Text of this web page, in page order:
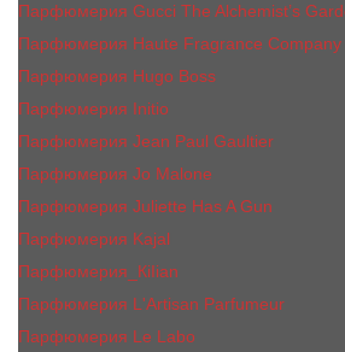
Парфюмерия Gucci The Alchemist’s
Парфюмерия Haute Fragrance Company
Парфюмерия Hugo Boss
Парфюмерия Initio
Парфюмерия Jean Paul Gaultier
Парфюмерия Jо Malоnе
Парфюмерия Juliette Has A Gun
Парфюмерия Kajal
Парфюмерия_КiIiаn
Парфюмерия L'Artisan Parfumeur
Парфюмерия Le Labo